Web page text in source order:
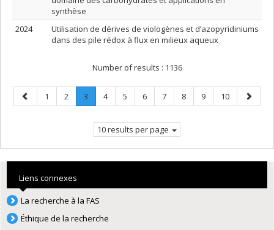
synthèse
2024
Utilisation de dérives de viologènes et d’azopyridiniums
dans des pile rédox à flux en milieux aqueux
Number of results : 1136
Previous
page
Page
1 Page
2 Page
3
Current
Page
4 Page
5 Page
6 Page
7 Page
8 Page
9 Page
10
Next
page
10 results per page
Liens connexes
La recherche à la FAS
Éthique de la recherche